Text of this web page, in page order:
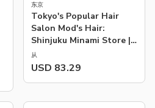
东京
Tokyo's Popular Hair
Salon Mod's Hair:
Shinjuku Minami Store |
Japan
从
USD 83.29